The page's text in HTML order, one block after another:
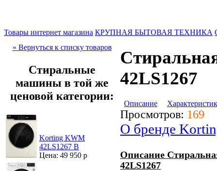
Товары интернет магазина КРУПНАЯ БЫТОВАЯ ТЕХНИКА
« Вернуться к списку товаров
Стиральные
машины в той же
ценовой категории:
Korting KWM
42LS1267 B
Цена: 49 950 р
42LS1267
Описание
Просмотров: 169
О бренде
Описание
42LS1267